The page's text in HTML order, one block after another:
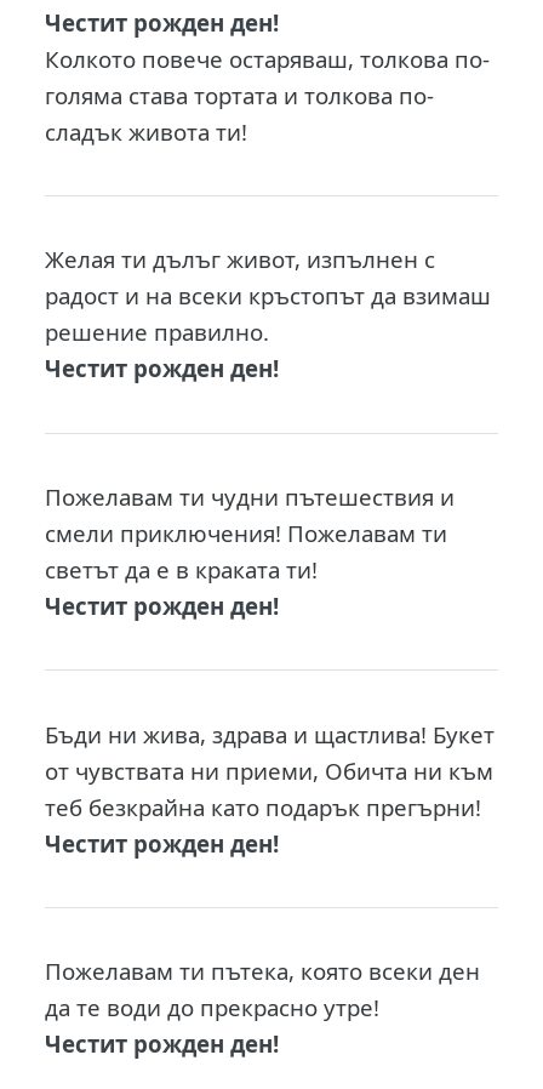
Честит рожден ден!
Колкото повече остаряваш, толкова по-
голяма става тортата и толкова по-
сладък живота ти!
Желая ти дълъг живот, изпълнен с
радост и на всеки кръстопът да взимаш
решение правилно.
Честит рожден ден!
Пожелавам ти чудни пътешествия и
смели приключения! Пожелавам ти
светът да е в краката ти!
Честит рожден ден!
Бъди ни жива, здрава и щастлива! Букет
от чувствата ни приеми, Обичта ни към
теб безкрайна като подарък прегърни!
Честит рожден ден!
Пожелавам ти пътека, която всеки ден
да те води до прекрасно утре!
Честит рожден ден!